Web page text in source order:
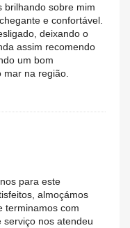
brilhando sobre mim
e confortável.
deixando o
assim recomendo
um bom
na região.
para este
almoçámos
terminamos com
serviço nos atendeu